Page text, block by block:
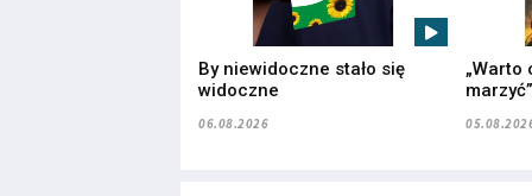
By niewidoczne stało się
widoczne
06.08.2026
„Warto
marzyć”